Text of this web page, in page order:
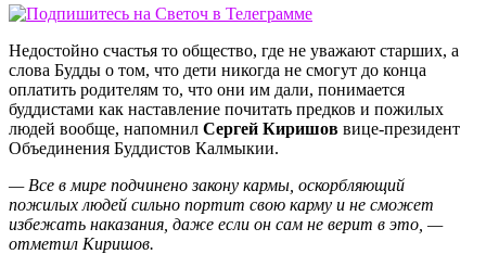
Недостойно счастья то общество, где не уважают старших, а
слова Будды о том, что дети никогда не смогут до конца
оплатить родителям то, что они им дали, понимается
буддистами как наставление почитать предков и пожилых
людей вообще, напомнил Сергей Киришов вице-президент
Объединения Буддистов Калмыкии.
— Все в мире подчинено закону кармы, оскорбляющий
пожилых людей сильно портит свою карму и не сможет
избежать наказания, даже если он сам не верит в это, —
отметил Киришов.